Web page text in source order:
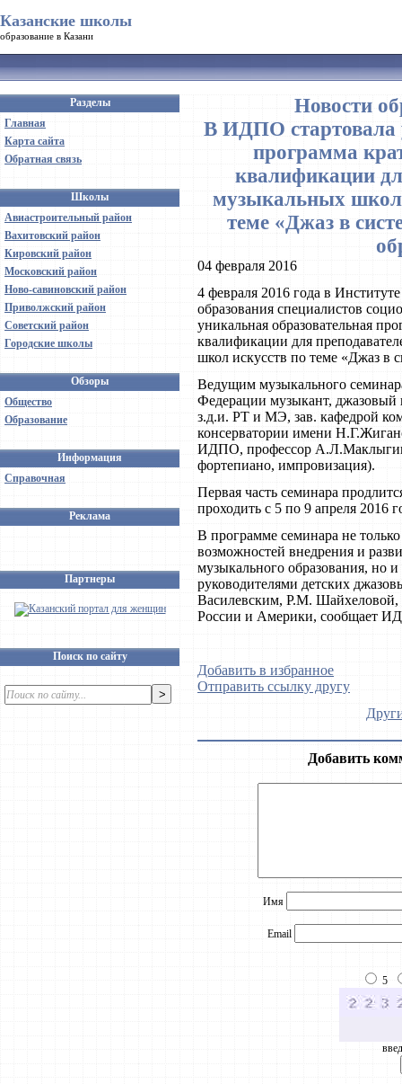
Казанские школы
образование в Казани
Разделы
Главная
Карта сайта
Обратная связь
Школы
Авиастроительный район
Вахитовский район
Кировский район
Московский район
Ново-савиновский район
Приволжский район
Советский район
Городские школы
Обзоры
Общество
Образование
Информация
Справочная
Реклама
Партнеры
Поиск по сайту
Новости
В ИДПО стартовала
программа
квалификации
музыкальных школ
теме «Джаз в
04 февраля 2016
4 февраля 2016 года в
образования специалистов
уникальная образовательная
квалификации для
школ искусств по теме «Джаз в
Ведущим музыкального
Федерации музыкант, джазовый
з.д.и. РТ и МЭ, зав. кафедрой
консерватории имени
ИДПО, профессор А.Л.Маклыгин
фортепиано, импровизация).
Первая часть семинара
проходить с 5 по 9 апреля 2016
В программе семинара не
возможностей внедрения и
музыкального образования, но
руководителями детских
Василевским, Р.М. Шайхеловой,
России и Америки, сообщает
Добавить в избранное
Отправить ссылку другу
Добавить
Имя
Email
5